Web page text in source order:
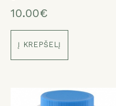
10.00€
Į KREPŠELĮ